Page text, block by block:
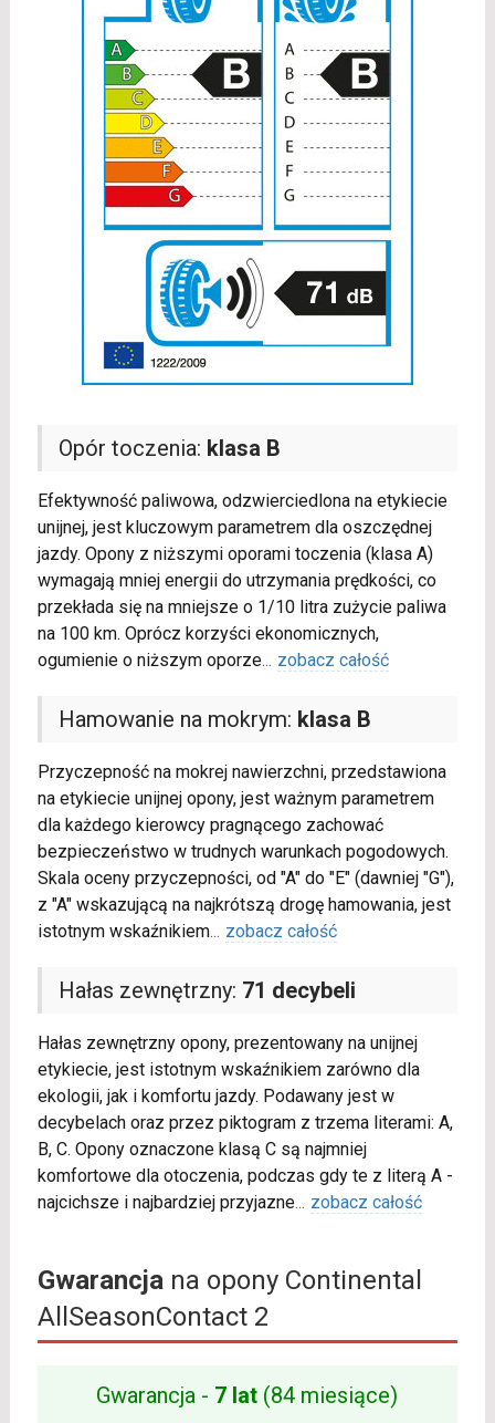
Opór toczenia: klasa B
Efektywność paliwowa, odzwierciedlona na etykiecie
unijnej, jest kluczowym parametrem dla oszczędnej
jazdy. Opony z niższymi oporami toczenia (klasa A)
wymagają mniej energii do utrzymania prędkości, co
przekłada się na mniejsze o 1/10 litra zużycie paliwa
na 100 km. Oprócz korzyści ekonomicznych,
ogumienie o niższym oporze... zobacz całość
Hamowanie na mokrym: klasa B
Przyczepność na mokrej nawierzchni, przedstawiona
na etykiecie unijnej opony, jest ważnym parametrem
dla każdego kierowcy pragnącego zachować
bezpieczeństwo w trudnych warunkach pogodowych.
Skala oceny przyczepności, od "A" do "E" (dawniej "G"),
z "A" wskazującą na najkrótszą drogę hamowania, jest
istotnym wskaźnikiem... zobacz całość
Hałas zewnętrzny: 71 decybeli
Hałas zewnętrzny opony, prezentowany na unijnej
etykiecie, jest istotnym wskaźnikiem zarówno dla
ekologii, jak i komfortu jazdy. Podawany jest w
decybelach oraz przez piktogram z trzema literami: A,
B, C. Opony oznaczone klasą C są najmniej
komfortowe dla otoczenia, podczas gdy te z literą A -
najcichsze i najbardziej przyjazne... zobacz całość
Gwarancjana opony Continental
AllSeasonContact 2
Gwarancja - 7 lat (84 miesiące)